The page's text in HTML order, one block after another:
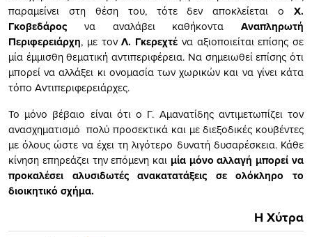
παραμείνει στη θέση του, τότε δεν αποκλείεται ο Χ.
Γκοβεδάρος να αναλάβει καθήκοντα Αναπληρωτή
Περιφερειάρχη, με τονΛ. Γκερεχτέ να αξιοποιείται επίσης σε
μία έμμισθη θεματική αντιπεριφέρεια. Να σημειωθεί επίσης ότι
μπορεί να αλλάξει κι ονομασία των χωρικών και να γίνει κάτα
τόπο Αντιπεριφερειάρχες.
Το μόνο βέβαιο είναι ότι ο Γ. Αμανατίδης αντιμετωπίζει τον
ανασχηματισμό πολύ προσεκτικά και με διεξοδικές κουβέντες
με όλους ώστε να έχει τη λιγότερο δυνατή δυσαρέσκεια. Κάθε
κίνηση επηρεάζει την επόμενη και μία μόνο αλλαγή μπορεί να
προκαλέσει αλυσιδωτές ανακατατάξεις σε ολόκληρο το
διοικητικό σχήμα.
Η Χύτρα